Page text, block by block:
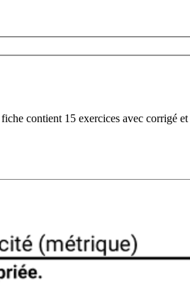
contient 15 exercices avec corrigé